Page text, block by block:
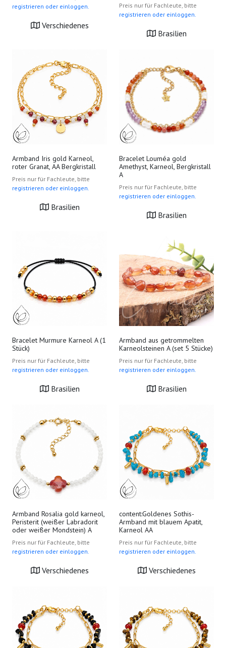
registrieren oder einloggen.
Verschiedenes
Preis nur für Fachleute, bitte
registrieren oder einloggen.
Brasilien
Armband Iris gold Karneol,
roter Granat, AA Bergkristall
Preis nur für Fachleute, bitte
registrieren oder einloggen.
Brasilien
Bracelet Louméa gold
Amethyst, Karneol, Bergkristall
A
Preis nur für Fachleute, bitte
registrieren oder einloggen.
Brasilien
Bracelet Murmure Karneol A (1
Stück)
Preis nur für Fachleute, bitte
registrieren oder einloggen.
Brasilien
Armband aus getrommelten
Karneolsteinen A (set 5 Stücke)
Preis nur für Fachleute, bitte
registrieren oder einloggen.
Brasilien
Armband Rosalia gold karneol,
Peristerit (weißer Labradorit
oder weißer Mondstein) A
Preis nur für Fachleute, bitte
registrieren oder einloggen.
Verschiedenes
content:Goldenes Sothis-
Armband mit blauem Apatit,
Karneol AA
Preis nur für Fachleute, bitte
registrieren oder einloggen.
Verschiedenes